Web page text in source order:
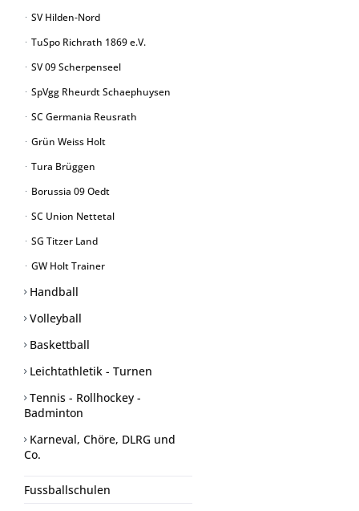
SV Hilden-Nord
TuSpo Richrath 1869 e.V.
SV 09 Scherpenseel
SpVgg Rheurdt Schaephuysen
SC Germania Reusrath
Grün Weiss Holt
Tura Brüggen
Borussia 09 Oedt
SC Union Nettetal
SG Titzer Land
GW Holt Trainer
Handball
Volleyball
Baskettball
Leichtathletik - Turnen
Tennis - Rollhockey -
Badminton
Karneval, Chöre, DLRG und
Co.
Fussballschulen